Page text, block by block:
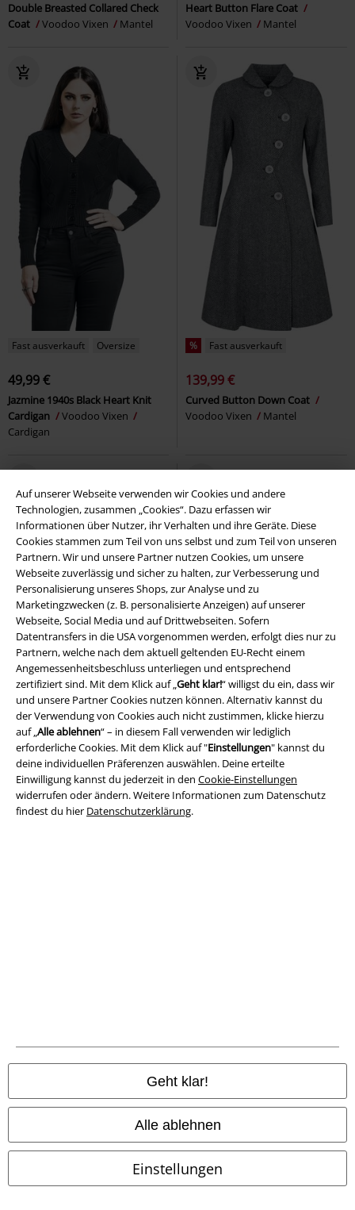
Auf unserer Webseite verwenden wir Cookies und andere
Technologien, zusammen „Cookies“. Dazu erfassen wir
Informationen über Nutzer, ihr Verhalten und ihre Geräte. Diese
Cookies stammen zum Teil von uns selbst und zum Teil von unseren
Partnern. Wir und unsere Partner nutzen Cookies, um unsere
Webseite zuverlässig und sicher zu halten, zur Verbesserung und
Personalisierung unseres Shops, zur Analyse und zu
Marketingzwecken (z. B. personalisierte Anzeigen) auf unserer
Webseite, Social Media und auf Drittwebseiten. Sofern
Datentransfers in die USA vorgenommen werden, erfolgt dies nur zu
Partnern, welche nach dem aktuell geltenden EU-Recht einem
Angemessenheitsbeschluss unterliegen und entsprechend
zertifiziert sind. Mit dem Klick auf „Geht klar!“ willigst du ein, dass wir
und unsere Partner Cookies nutzen können. Alternativ kannst du
der Verwendung von Cookies auch nicht zustimmen, klicke hierzu
auf „Alle ablehnen“ – in diesem Fall verwenden wir lediglich
erforderliche Cookies. Mit dem Klick auf "Einstellungen" kannst du
deine individuellen Präferenzen auswählen. Deine erteilte
Einwilligung kannst du jederzeit in den Cookie-Einstellungen
widerrufen oder ändern. Weitere Informationen zum Datenschutz
findest du hier Datenschutzerklärung.
Geht klar!
Alle ablehnen
Einstellungen
Double Breasted Collared Check
Coat
Voodoo Vixen Mantel
Heart Button Flare Coat
Voodoo Vixen
Mantel
Fast ausverkauft Oversize
49,99 €
Jazmine 1940s Black Heart Knit
Cardigan
Voodoo Vixen
Cardigan
% Fast ausverkauft
139,99 €
Curved Button Down Coat
Voodoo Vixen
Mantel
Fast ausverkauft
Auch in Plus Size
UVP
59,00 €
57,99 €
Toyin Overall Herringbone Flared
-32%
Fast ausverkauft
149,00 €
99,99 €
Houndstooth Faux Fur Trim Coat
Schmuckelement
UVP